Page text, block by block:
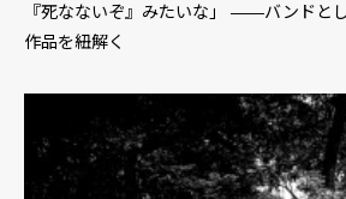
『死なないぞ』みたいな」 ――バンドと
作品を紐解く